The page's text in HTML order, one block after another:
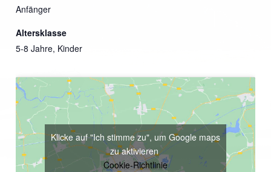
Anfänger
Altersklasse
5-8 Jahre, Kinder
Klicke auf "Ich stimme zu", um Google maps
zu aktivieren
Cookie-Richtlinie